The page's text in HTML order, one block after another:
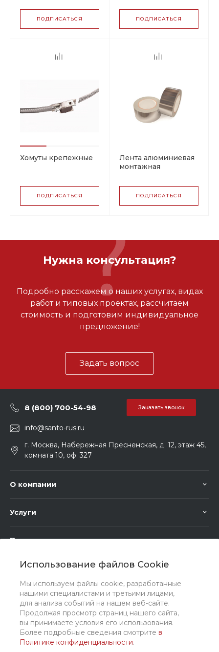
Использование файлов Cookie
Мы используем файлы cookie, разработанные
нашими специалистами и третьими лицами,
для анализа событий на нашем веб-сайте.
Продолжая просмотр страниц нашего сайта,
вы принимаете условия его использования.
Более подробные сведения смотрите в
Политике конфиденциальности.
ПОДПИСАТЬСЯ ПОДПИСАТЬСЯ
Хомуты крепежные
ПОДПИСАТЬСЯ
Лента алюминиевая
монтажная
(ЛАМС)
ПОДПИСАТЬСЯ
Нужна консультация?
Подробно расскажем о наших услугах, видах
работ и типовых проектах, рассчитаем
стоимость и подготовим индивидуальное
предложение!
Задать вопрос
8 (800) 700-54-98 Заказать звонок
info@santo-rus.ru
г. Москва, Набережная Пресненская, д. 12, этаж 45,
комната 10, оф. 327
О компании
Услуги
Помощь
Мы в соц. сетях